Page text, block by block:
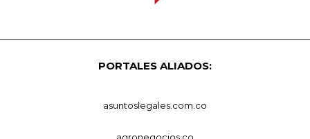
PORTALES ALIADOS:
asuntoslegales.com.co
agronegocios.co